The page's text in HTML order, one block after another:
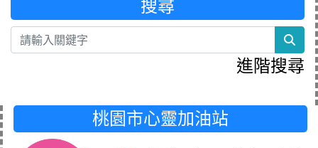
搜尋
進階搜尋
桃園市心靈加油站